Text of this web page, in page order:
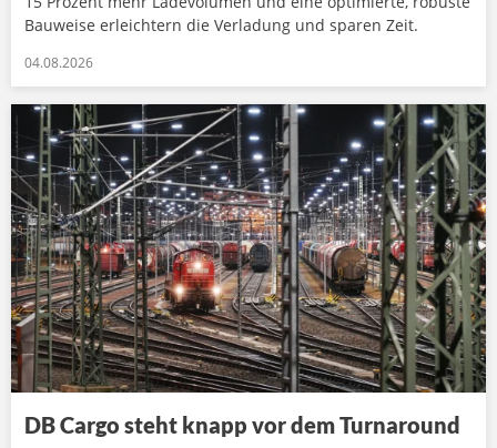
Bauweise erleichtern die Verladung und sparen Zeit.
04.08.2026
DB Cargo steht knapp vor dem Turnaround